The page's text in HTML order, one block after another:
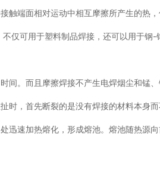
触端面相对运动中相互摩擦所产生的热
仅可用于塑料制品焊接，还可以用于
间。而且摩擦焊接不产生电焊烟尘和锰
时，首先断裂的是没有焊接的材料本身
迅速加热熔化，形成熔池。熔池随热源